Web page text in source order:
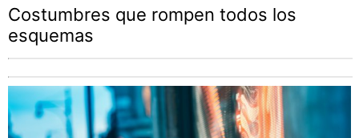
Costumbres que rompen todos los
esquemas